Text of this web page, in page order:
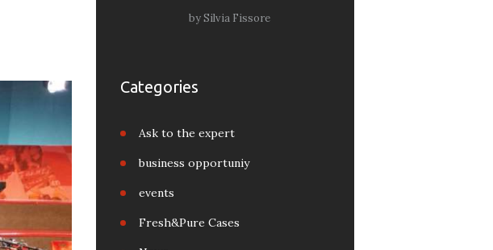
bySilvia Fissore
Categories
Ask to the expert
business opportuniy
events
Fresh&Pure Cases